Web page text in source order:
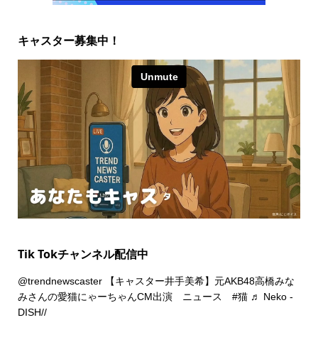
キャスター募集中！
Tik Tokチャンネル配信中
@trendnewscaster【キャスター井手美希】元AKB48高橋みな
みさんの愛猫にゃーちゃんCM出演 ニュース #猫 ♬ Neko -
DISH//